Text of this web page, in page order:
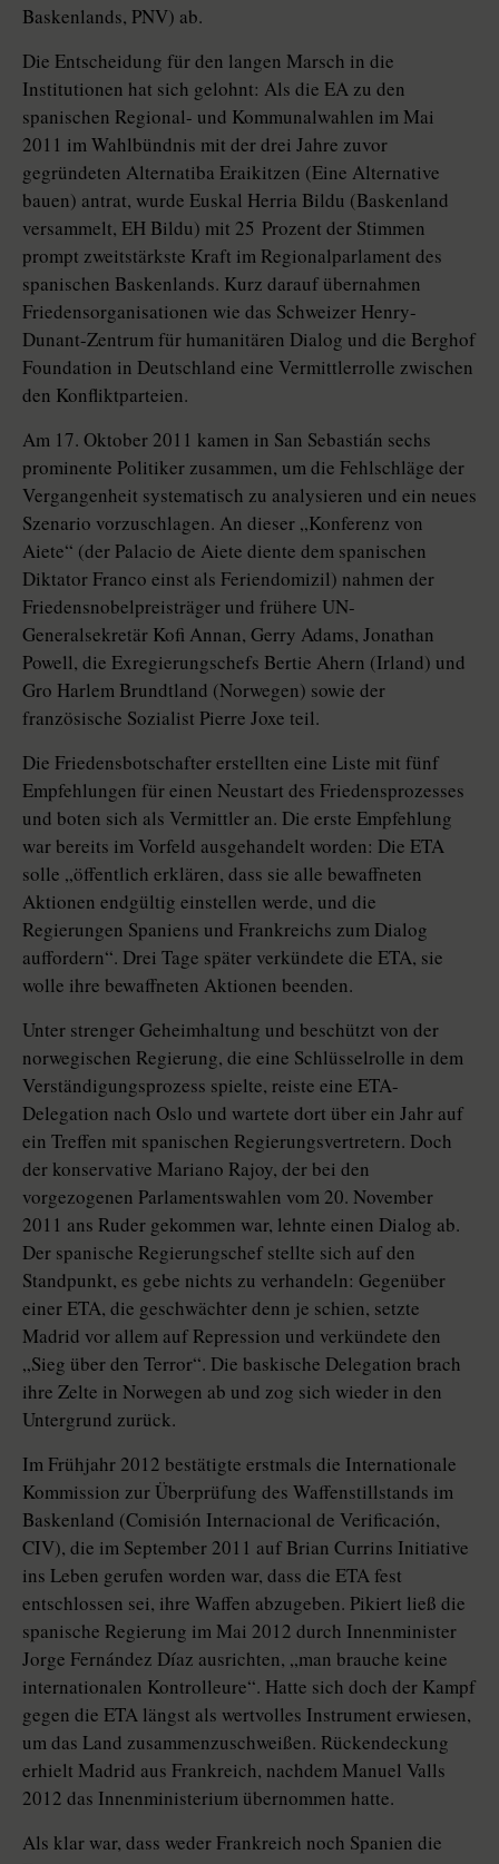
Baskenlands, PNV) ab.
Die Entscheidung für den langen Marsch in die
Institutionen hat sich gelohnt: Als die EA zu den
spanischen Regional- und Kommunalwahlen im Mai
2011 im Wahlbündnis mit der drei Jahre zuvor
gegründeten Alternatiba Eraikitzen (Eine Alternative
bauen) antrat, wurde Euskal Herria Bildu (Baskenland
versammelt, EH Bildu) mit 25 Prozent der Stimmen
prompt zweitstärkste Kraft im Regionalparlament des
spanischen Baskenlands. Kurz darauf übernahmen
Friedens­organi­sa­tio­nen wie das Schweizer Henry-
Dunant-Zentrum für humanitären Dialog und die Berghof
Foundation in Deutschland eine Vermittlerrolle zwischen
den Konfliktparteien.
Am 17. Oktober 2011 kamen in San Sebastián sechs
prominente Politiker zusammen, um die Fehlschläge der
Vergangenheit systematisch zu analysieren und ein neues
Szenario vorzuschlagen. An dieser „Konferenz von
Aiete“ (der Palacio de Aiete diente dem spanischen
Diktator Franco einst als Feriendomizil) nahmen der
Friedensnobelpreisträger und frühere UN-
Generalsekretär Kofi Annan, Gerry Adams, Jonathan
Powell, die Exregierungschefs Bertie Ahern (Irland) und
Gro Harlem Brundtland (Norwegen) sowie der
französische Sozialist Pierre Joxe teil.
Die Friedensbotschafter erstellten eine Liste mit fünf
Empfehlungen für einen Neustart des Friedensprozesses
und boten sich als Vermittler an. Die erste Empfehlung
war bereits im Vorfeld ausgehandelt worden: Die ETA
solle „öffentlich erklären, dass sie alle bewaffneten
Aktionen endgültig einstellen werde, und die
Regierungen Spaniens und Frankreichs zum Dialog
auffordern“. Drei Tage später verkündete die ETA, sie
wolle ihre bewaffneten Aktionen beenden.
Unter strenger Geheimhaltung und beschützt von der
norwegischen Regierung, die eine Schlüsselrolle in dem
Verständigungsprozess spielte, reiste eine ETA-
Delegation nach Oslo und wartete dort über ein Jahr auf
ein Treffen mit spanischen Regierungsvertretern. Doch
der konservative Mariano Rajoy, der bei den
vorgezogenen Parlamentswahlen vom 20. November
2011 ans Ruder gekommen war, lehnte einen Dialog ab.
Der spanische Regierungschef stellte sich auf den
Standpunkt, es gebe nichts zu verhandeln: Gegenüber
einer ETA, die geschwächter denn je schien, setzte
Madrid vor allem auf Repression und verkündete den
„Sieg über den Terror“. Die baskische Delegation brach
ihre Zelte in Norwegen ab und zog sich wieder in den
Untergrund zurück.
Im Frühjahr 2012 bestätigte erstmals die Internationale
Kommission zur Überprüfung des Waffenstillstands im
Baskenland (Comisión Internacional de Verificación,
CIV), die im September 2011 auf Brian Currins Initia­tive
ins Leben gerufen worden war, dass die ETA fest
entschlossen sei, ihre Waffen abzugeben. Pikiert ließ die
spanische Regierung im Mai 2012 durch Innenminister
Jorge Fernández Díaz ausrichten, „man brauche keine
internationalen Kontrolleure“. Hatte sich doch der Kampf
gegen die ETA längst als wertvolles Instrument erwiesen,
um das Land zusammenzuschweißen. Rückendeckung
erhielt Madrid aus Frankreich, nachdem Manuel Valls
2012 das Innenministerium übernommen hatte.
Als klar war, dass weder Frankreich noch Spanien die